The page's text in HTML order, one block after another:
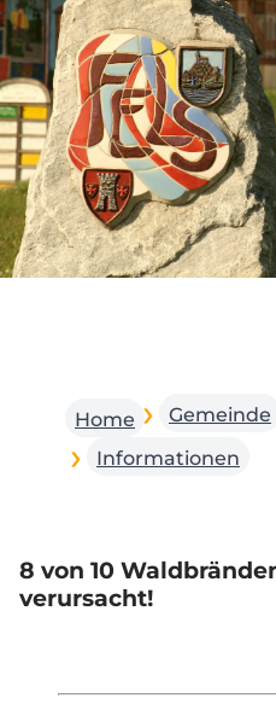
Home Gemeinde
Informationen
8 von 10
verursacht!